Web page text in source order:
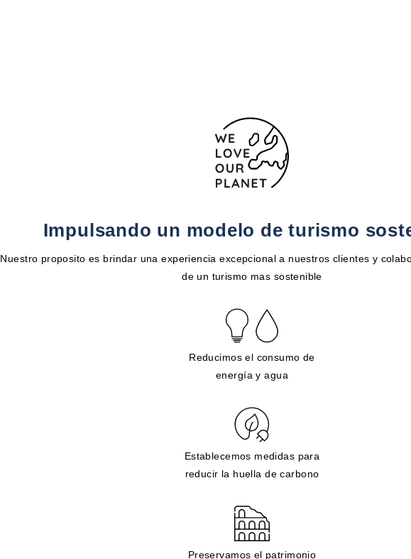
Impulsando un modelo de turismo
Nuestro proposito es brindar una experiencia excepcional a nuestros clientes y
de un turismo mas sostenible
Reducimos el consumo de
energía y agua
Establecemos medidas para
reducir la huella de carbono
Preservamos el patrimonio